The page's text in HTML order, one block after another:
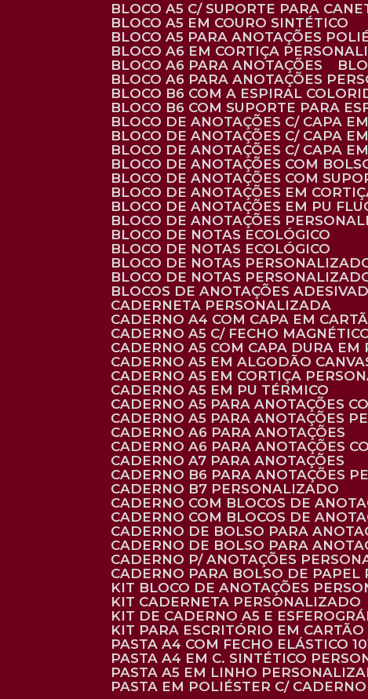
BLOCO A5 C/ SUPORTE PARA
BLOCO A5 EM COURO SINTÉTICO
BLOCO A5 PARA ANOTAÇÕES
BLOCO A6 EM CORTIÇA
BLOCO A6 PARA ANOTAÇÕES
BLOCO A6 PARA ANOTAÇÕES
BLOCO B6 COM A ESPIRAL
BLOCO B6 COM SUPORTE PARA
BLOCO DE ANOTAÇÕES C/ CAPA
BLOCO DE ANOTAÇÕES C/ CAPA
BLOCO DE ANOTAÇÕES C/ CAPA
BLOCO DE ANOTAÇÕES COM
BLOCO DE ANOTAÇÕES COM
BLOCO DE ANOTAÇÕES EM
BLOCO DE ANOTAÇÕES EM PU
BLOCO DE ANOTAÇÕES
BLOCO DE NOTAS ECOLÓGICO
BLOCO DE NOTAS ECOLÓGICO
BLOCO DE NOTAS
BLOCO DE NOTAS
BLOCOS DE ANOTAÇÕES
CADERNETA PERSONALIZADA
CADERNO A4 COM CAPA EM
CADERNO A5 C/ FECHO
CADERNO A5 COM CAPA DURA EM
CADERNO A5 EM ALGODÃO
CADERNO A5 EM CORTIÇA
CADERNO A5 EM PU TÉRMICO
CADERNO A5 PARA ANOTAÇÕES
CADERNO A5 PARA ANOTAÇÕES
CADERNO A6 PARA ANOTAÇÕES
CADERNO A6 PARA ANOTAÇÕES
CADERNO A7 PARA ANOTAÇÕES
CADERNO B6 PARA ANOTAÇÕES
CADERNO B7 PERSONALIZADO
CADERNO COM BLOCOS DE
CADERNO COM BLOCOS DE
CADERNO DE BOLSO PARA
CADERNO DE BOLSO PARA
CADERNO P/ ANOTAÇÕES
CADERNO PARA BOLSO DE PAPEL
KIT BLOCO DE ANOTAÇÕES
KIT CADERNETA PERSONALIZADO
KIT DE CADERNO A5 E
KIT PARA ESCRITÓRIO EM
PASTA A4 COM FECHO ELÁSTICO
PASTA A4 EM C. SINTÉTICO
PASTA A5 EM LINHO
PASTA EM POLIÉSTER C/